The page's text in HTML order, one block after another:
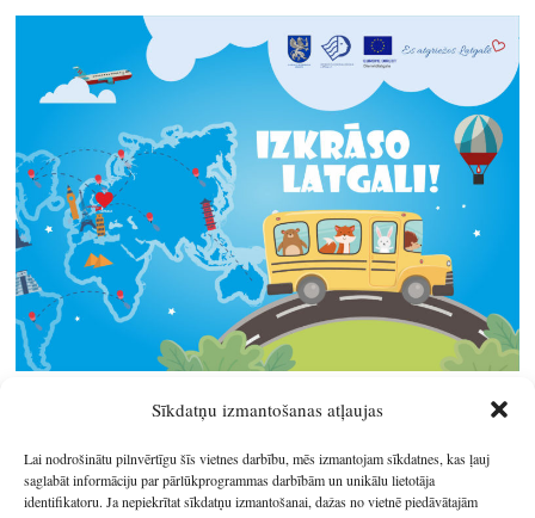
Sīkdatņu izmantošanas atļaujas
Lai nodrošinātu pilnvērtīgu šīs vietnes darbību, mēs izmantojam sīkdatnes, kas ļauj
saglabāt informāciju par pārlūkprogrammas darbībām un unikālu lietotāja
identifikatoru. Ja nepiekrītat sīkdatņu izmantošanai, dažas no vietnē piedāvātajām